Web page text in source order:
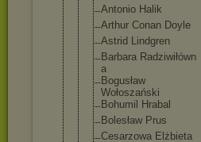
Antonio Halik
Arthur Conan Doyle
Astrid Lindgren
Barbara Radziwiłówn
a
Bogusław
Wołoszański
Bohumil Hrabal
Bolesław Prus
Cesarzowa Elżbieta